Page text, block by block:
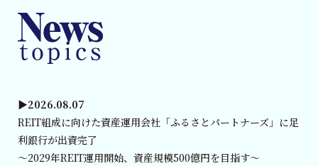
▶︎2026.08.07
REIT組成に向けた資産運用会社「ふるさとパートナーズ」に足
利銀行が出資完了
～2029年REIT運用開始、資産規模500億円を目指す～